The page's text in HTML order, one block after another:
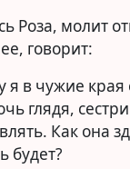
Роза, молит
говорит:
в чужие края
глядя,
Как она
будет?